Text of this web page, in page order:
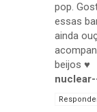
pop.
essas
ainda
beijos ♥